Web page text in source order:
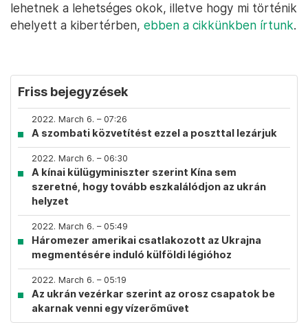
lehetnek a lehetséges okok, illetve hogy mi történik
ehelyett a kibertérben, ebben a cikkünkben írtunk.
Friss bejegyzések
2022. March 6. – 07:26
A szombati közvetítést ezzel a poszttal lezárjuk
2022. March 6. – 06:30
A kínai külügyminiszter szerint Kína sem
szeretné, hogy tovább eszkalálódjon az ukrán
helyzet
2022. March 6. – 05:49
Háromezer amerikai csatlakozott az Ukrajna
megmentésére induló külföldi légióhoz
2022. March 6. – 05:19
Az ukrán vezérkar szerint az orosz csapatok be
akarnak venni egy vízerőművet